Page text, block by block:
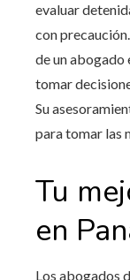
evaluar
con
de un abogado
tomar
Su
para tomar las
Tu
en
Los abogados